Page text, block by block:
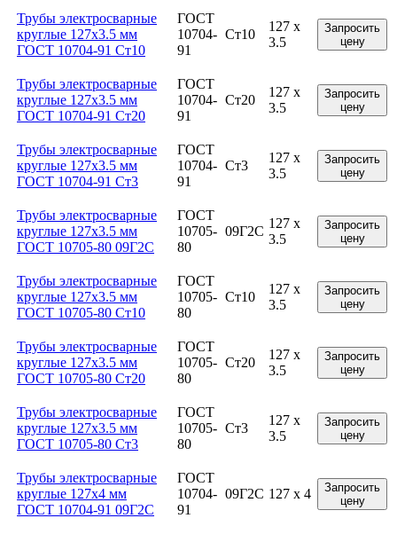
Трубы электросварные
круглые 127x3.5 мм
ГОСТ 10704-91 Ст10
ГОСТ
10704-
91
Ст10
127 x
3.5
Запросить
цену
Трубы электросварные
круглые 127x3.5 мм
ГОСТ 10704-91 Ст20
ГОСТ
10704-
91
Ст20
127 x
3.5
Запросить
цену
Трубы электросварные
круглые 127x3.5 мм
ГОСТ 10704-91 Ст3
ГОСТ
10704-
91
Ст3
127 x
3.5
Запросить
цену
Трубы электросварные
круглые 127x3.5 мм
ГОСТ 10705-80 09Г2С
ГОСТ
10705-
80
09Г2С
127 x
3.5
Запросить
цену
Трубы электросварные
круглые 127x3.5 мм
ГОСТ 10705-80 Ст10
ГОСТ
10705-
80
Ст10
127 x
3.5
Запросить
цену
Трубы электросварные
круглые 127x3.5 мм
ГОСТ 10705-80 Ст20
ГОСТ
10705-
80
Ст20
127 x
3.5
Запросить
цену
Трубы электросварные
круглые 127x3.5 мм
ГОСТ 10705-80 Ст3
ГОСТ
10705-
80
Ст3
127 x
3.5
Запросить
цену
Трубы электросварные
круглые 127x4 мм
ГОСТ 10704-91 09Г2С
ГОСТ
10704-
91
09Г2С 127 x 4
Запросить
цену